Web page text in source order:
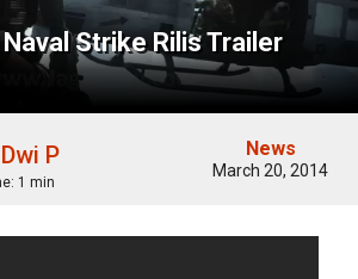
Strike Rilis Trailer
P
1 min
News
March 20, 2014